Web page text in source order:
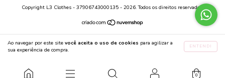
Ao navegar por este site você aceita o uso de cookies para agilizar a
sua experiência de compra.
ENTENDI
0
Copyright L3 Clothes - 37906743000135 - 2026. Todos os direitos reservados.